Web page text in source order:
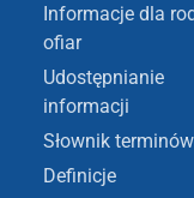
Informacje dla
ofiar
Udostępnianie
informacji
Słownik terminów
Definicje